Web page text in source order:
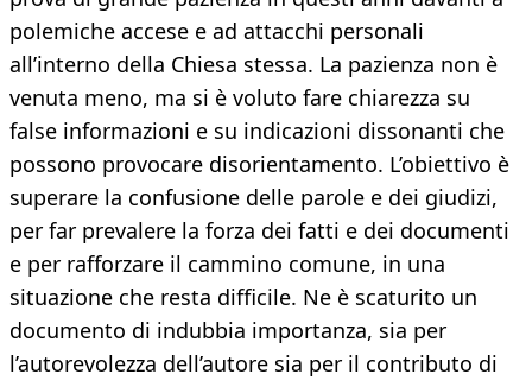
polemiche accese e ad attacchi personali
all’interno della Chiesa stessa. La pazienza non è
venuta meno, ma si è voluto fare chiarezza su
false informazioni e su indicazioni dissonanti che
possono provocare disorientamento. L’obiettivo è
superare la confusione delle parole e dei giudizi,
per far prevalere la forza dei fatti e dei documenti
e per rafforzare il cammino comune, in una
situazione che resta difficile. Ne è scaturito un
documento di indubbia importanza, sia per
l’autorevolezza dell’autore sia per il contributo di